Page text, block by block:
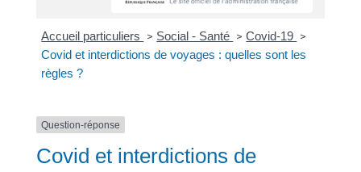
Accueil particuliers > Social - Santé > Covid-19 >
Covid et interdictions de voyages : quelles sont les
règles ?
Question-réponse
Covid et interdictions de